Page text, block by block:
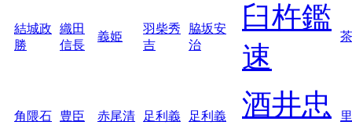
結城政
勝
織田
信長
義姫
羽柴秀
吉
脇坂安
治
臼杵鑑
速
角隈石
豊臣
赤尾清
足利義
足利義
酒井忠